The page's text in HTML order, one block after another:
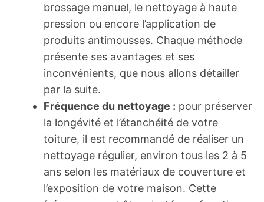
brossage manuel, le nettoyage à haute
pression ou encore l’application de
produits antimousses. Chaque méthode
présente ses avantages et ses
inconvénients, que nous allons détailler
par la suite.
Fréquence du nettoyage : pour préserver
la longévité et l’étanchéité de votre
toiture, il est recommandé de réaliser un
nettoyage régulier, environ tous les 2 à 5
ans selon les matériaux de couverture et
l’exposition de votre maison. Cette